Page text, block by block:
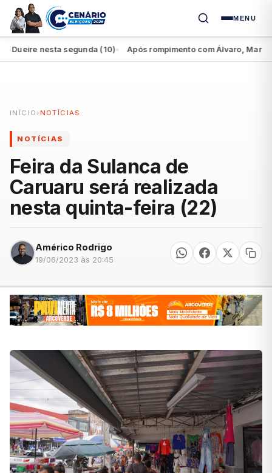
MENU
nesta segunda (10)● Após rompimento com Álvaro, Marília
INÍCIO › NOTÍCIAS
NOTÍCIAS
Feira da Sulanca de
Caruaru será realizada
nesta quinta-feira (22)
Américo Rodrigo
19/06/2023 às 20:45